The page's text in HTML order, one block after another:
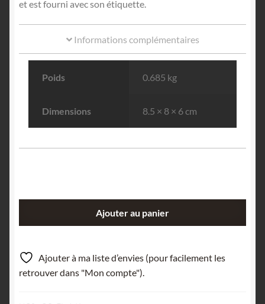
et est fourni avec son étiquette.
Informations complémentaires
Poids 0.685 kg
Dimensions 8.5 × 8 × 6 cm
Fallowfield,
Northumberland,
Angleterre,
Ajouter au panier
Ajouter à ma liste d’envies (pour facilement les
retrouver dans "Mon compte").